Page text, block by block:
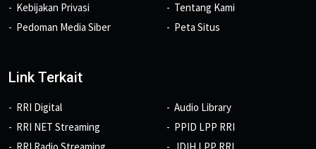
Kebijakan Privasi
Pedoman Media Siber
Tentang Kami
Peta Situs
Link Terkait
RRI Digital
RRI NET Streaming
Audio Library
PPID LPP RRI